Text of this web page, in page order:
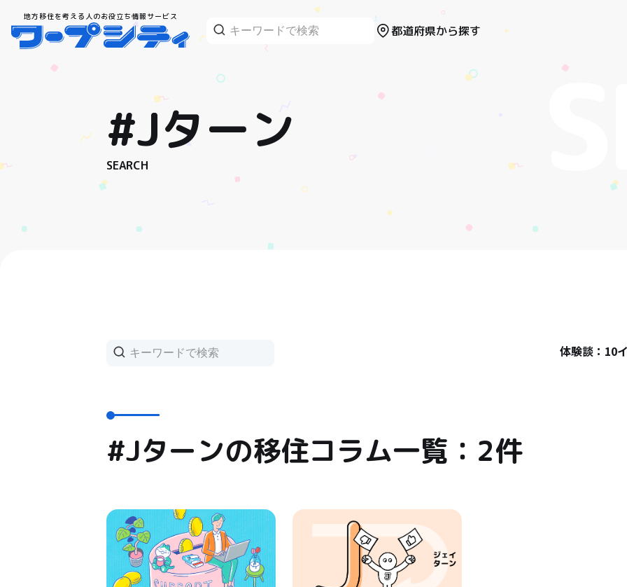
地方移住を考える人のお役立ち情報サービス
都道府県から探す
#Jターン
SEARCH
体験談：10
#Jターンの移住コラム一覧：2件